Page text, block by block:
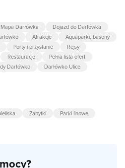
Mapa Darłówka
Dojazd do Darłówka
Atrakcje
Aquaparki, baseny
Porty i przystanie
Rejsy
Restauracje
Pełna lista ofert
Darłówko
Darłówko Ulice
Zabytki
Parki linowe